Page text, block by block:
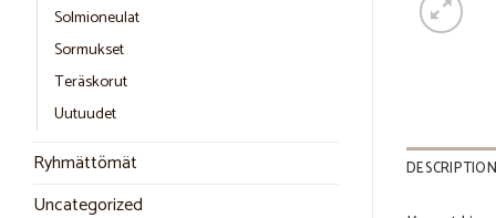
Solmioneulat
Sormukset
Teräskorut
Uutuudet
Ryhmättömät
Uncategorized
DESCRIPTION